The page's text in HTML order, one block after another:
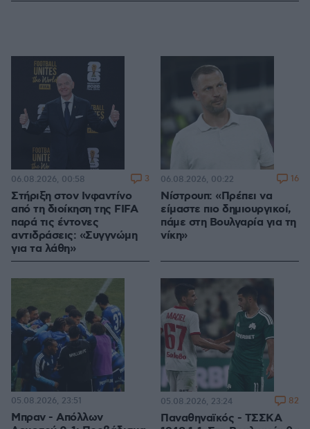
Στήριξη στον Ινφαντίνο
από τη διοίκηση της FIFA
παρά τις έντονες
αντιδράσεις: «Συγγνώμη
για τα λάθη»
06.08.2026, 00:58 3
Νίστρουπ: «Πρέπει να
είμαστε πιο δημιουργικοί,
πάμε στη Βουλγαρία για τη
νίκη»
06.08.2026, 00:22 16
Μπραν - Απόλλων
05.08.2026, 23:51
Παναθηναϊκός - ΤΣΣΚΑ
05.08.2026, 23:24 82